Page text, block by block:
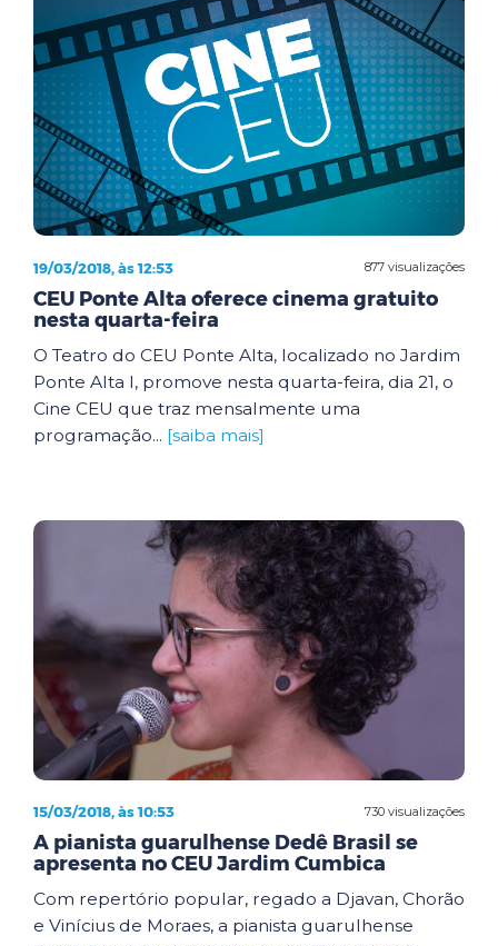
877 visualizações
19/03/2018, às 12:53
CEU Ponte Alta oferece cinema gratuito
nesta quarta-feira
O Teatro do CEU Ponte Alta, localizado no Jardim
Ponte Alta I, promove nesta quarta-feira, dia 21, o
Cine CEU que traz mensalmente uma
programação... [saiba mais]
730 visualizações
15/03/2018, às 10:53
A pianista guarulhense Dedê Brasil se
apresenta no CEU Jardim Cumbica
Com repertório popular, regado a Djavan, Chorão
e Vinícius de Moraes, a pianista guarulhense